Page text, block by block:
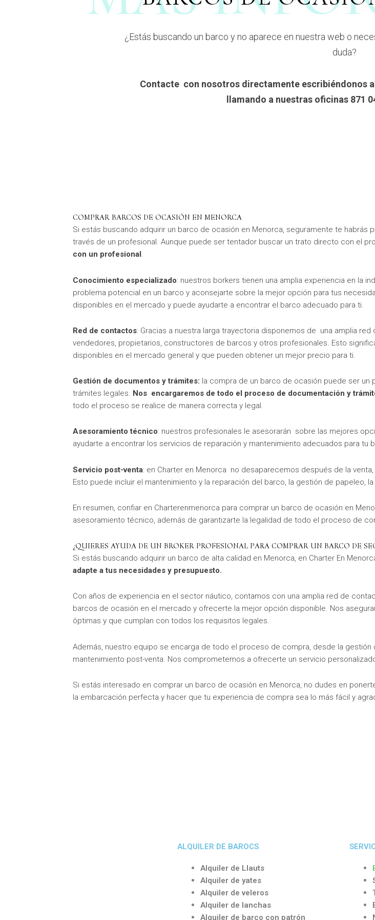
¿Estás buscando un barco y no aparece en nuestra web o
duda?
Contacte con nosotros directamente escribiéndonos
llamando a nuestras oficinas 871
COMPRAR BARCOS DE OCASIÓN EN MENORCA
Si estás buscando adquirir un barco de ocasión en Menorca, seguramente te
través de un profesional. Aunque puede ser tentador buscar un trato directo con el
con un profesional .
Conocimiento especializado: nuestros borkers tienen una amplia experiencia en la
problema potencial en un barco y aconsejarte sobre la mejor opción para tus
disponibles en el mercado y puede ayudarte a encontrar el barco adecuado para ti.
Red de contactos: Gracias a nuestra larga trayectoria disponemos de una amplia
vendedores, propietarios, constructores de barcos y otros profesionales. Esto
disponibles en el mercado general y que pueden obtener un mejor precio para ti.
Gestión de documentos y trámites: la compra de un barco de ocasión puede ser
trámites legales. Nos encargaremos de todo el proceso de documentación y
todo el proceso se realice de manera correcta y legal.
Asesoramiento técnico: nuestros profesionales le asesorarán sobre las mejores
ayudarte a encontrar los servicios de reparación y mantenimiento adecuados para tu
Servicio post-venta: en Charter en Menorca no desaparecemos después de la
Esto puede incluir el mantenimiento y la reparación del barco, la gestión de papeleo,
En resumen, confiar en Charterenmenorca para comprar un barco de ocasión en
asesoramiento técnico, además de garantizarte la legalidad de todo el proceso de
¿QUIERES AYUDA DE UN BROKER PROFESIONAL PARA COMPRAR UN BARCO DE
Si estás buscando adquirir un barco de alta calidad en Menorca, en Charter En
adapte a tus necesidades y presupuesto.
Con años de experiencia en el sector náutico, contamos con una amplia red de
barcos de ocasión en el mercado y ofrecerte la mejor opción disponible. Nos
óptimas y que cumplan con todos los requisitos legales.
Además, nuestro equipo se encarga de todo el proceso de compra, desde la
mantenimiento post-venta. Nos comprometemos a ofrecerte un servicio
Si estás interesado en comprar un barco de ocasión en Menorca, no dudes en
la embarcación perfecta y hacer que tu experiencia de compra sea lo más fácil y
ALQUILER DE BAROCS
Alquiler de Llauts
Alquiler de yates
Alquiler de veleros
Alquiler de lanchas
Alquiler de barco con patrón